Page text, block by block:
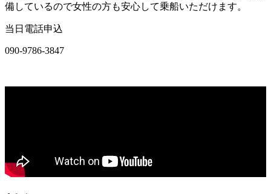
備しているので女性の方も安心して乗船いただけます。
当日電話申込
090-9786-3847